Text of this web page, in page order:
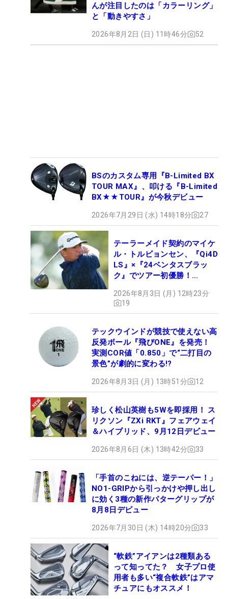
んが注目したのは「カラーリング」
と「動きやすさ」
2026年8月2日 (日) 11時46分 52
BSのカスタム専用『B-Limited BX
TOUR MAX』、叩ける『B-Limited
BX★★TOUR』が今秋デビュー
2026年7月29日 (水) 14時18分 27
テーラーメイド契約のマイケ
ル・トルビョンセン、『Qi4D
LS』×『24ベンタスブラッ
ク』でツアー初優勝！
2026年8月3日 (月) 12時23分
19
テックウインドが競技で使えない高
反発ボール『飛びONE』を発売！
実測COR値「0.850」で“二打目の
景色”が劇的に変わる!?
2026年8月3日 (月) 13時51分 12
珍しく松山英樹も5Wを即採用！ ス
リクソン『ZXi RKT』フェアウェイ
＆ハイブリッド、9月12日デビュー
2026年8月6日 (木) 13時42分 33
「手首のこねには、逆テーパー！」
NO1-GRIPから引っかけや押し出し
に効く3種の新作パターグリップが
8月8日デビュー
2026年7月30日 (木) 14時20分 33
“軟鉄”アイアンは2種類ある
って知ってた？ 女子プロ使
用者も多い“複合軟鉄”はアマ
チュアにもオススメ！